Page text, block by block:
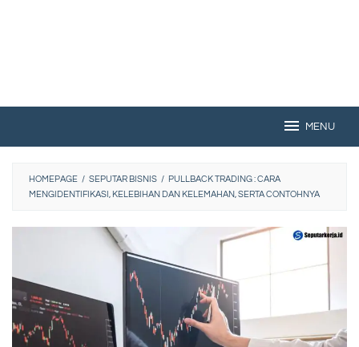
MENU
HOMEPAGE / SEPUTAR BISNIS / PULLBACK TRADING : CARA
MENGIDENTIFIKASI, KELEBIHAN DAN KELEMAHAN, SERTA CONTOHNYA